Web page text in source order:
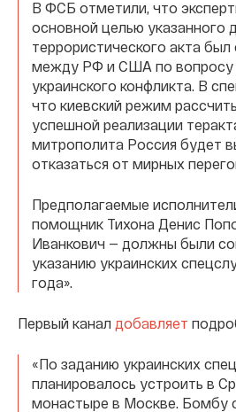
В ФСБ отметили, что
основной целью указанного
террористического акта
между РФ и США по вопросу
украинского конфликта. В
что киевский режим
успешной реализации
митрополита Россия будет
отказаться от мирных
Предполагаемые
помощник Тихона Денис
Иванкович — должны были
указанию украинских
года».
Первый канал добавляет
«По заданию украинских
планировалось устроить в
монастыре в Москве. Бомбу